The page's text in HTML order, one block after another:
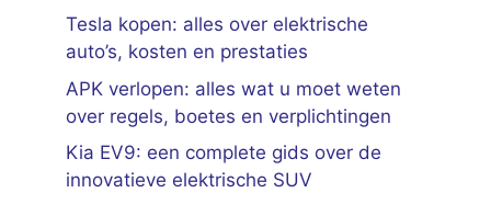
Tesla kopen: alles over elektrische
auto’s, kosten en prestaties
APK verlopen: alles wat u moet weten
over regels, boetes en verplichtingen
Kia EV9: een complete gids over de
innovatieve elektrische SUV